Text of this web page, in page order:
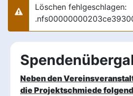
Warnung
Löschen fehlgeschlagen:
Neben den
die Projektschmiede